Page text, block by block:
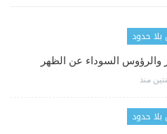
بلا حدود
منذ
بلا حدود